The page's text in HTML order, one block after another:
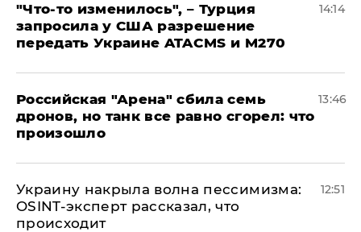
​"Что-то изменилось", – Турция
запросила у США разрешение
передать Украине ATACMS и M270
14:14
​Российская "Арена" сбила семь
дронов, но танк все равно сгорел: что
произошло
13:46
​Украину накрыла волна пессимизма:
OSINT-эксперт рассказал, что
происходит
12:51